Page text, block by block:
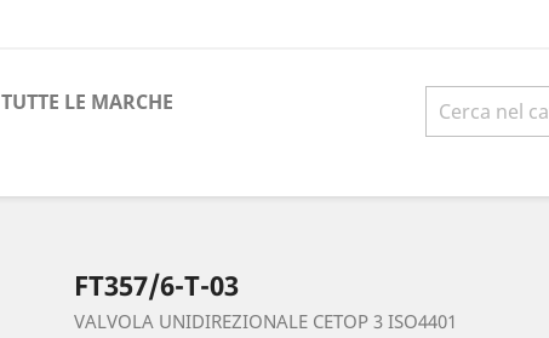
TUTTE LE MARCHE
FT357/6-T-03
VALVOLA UNIDIREZIONALE CETOP 3 ISO4401